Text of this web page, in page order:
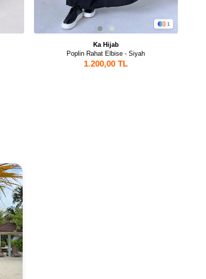
1
Ka Hijab
Poplin Rahat Elbise - Siyah
1.200,00 TL